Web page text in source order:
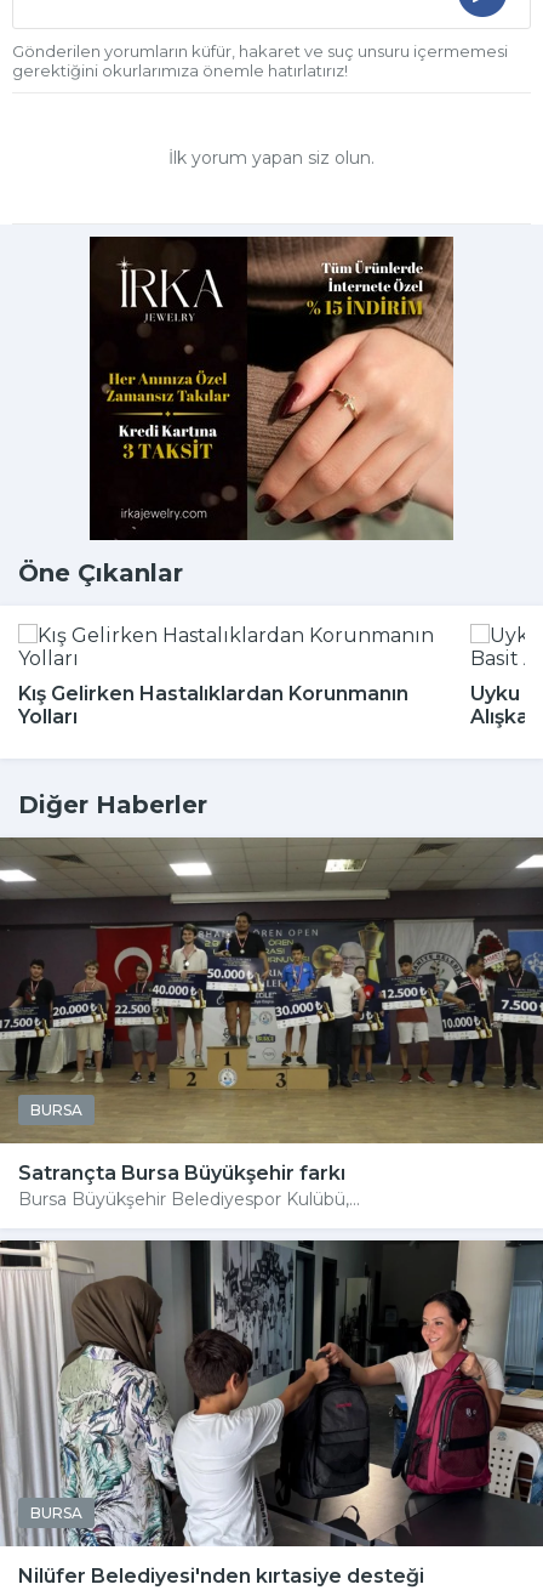
Gönderilen yorumların küfür, hakaret ve suç unsuru içermemesi
gerektiğini okurlarımıza önemle hatırlatırız!
İlk yorum yapan siz olun.
Öne Çıkanlar
Kış Gelirken Hastalıklardan Korunmanın
Yolları
Uyku
Diğer Haberler
BURSA
Satrançta Bursa Büyükşehir farkı
Bursa Büyükşehir Belediyespor Kulübü,...
BURSA
Nilüfer Belediyesi'nden kırtasiye desteği